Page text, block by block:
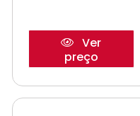
Ver
preço